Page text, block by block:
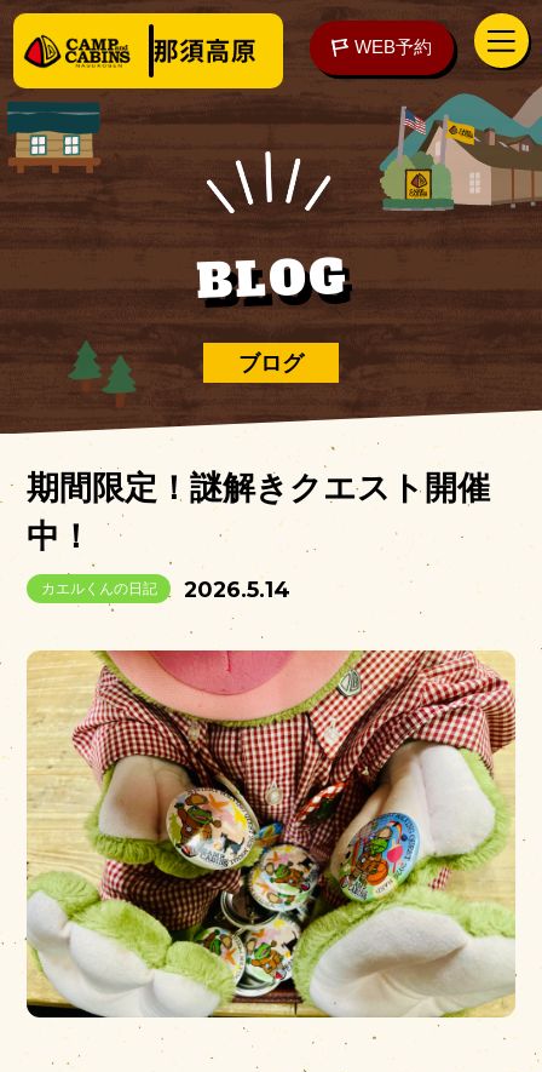
WEB予約
泊まる
楽しむ
ご予約の前に
アクセス WEB予約
営業時間|お知らせ
ブログ
BLOG
期間限定！謎解きクエスト開催
中！
カエルくんの日記 2026.5.14